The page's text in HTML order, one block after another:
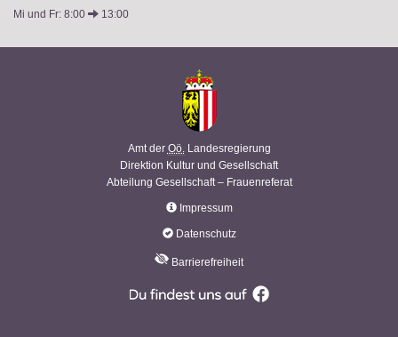
Mi und Fr: 8:00
13:00
Amt der Oö.Landesregierung
Direktion Kultur und Gesellschaft
Abteilung Gesellschaft – Frauenreferat
Impressum
Datenschutz
Barrierefreiheit